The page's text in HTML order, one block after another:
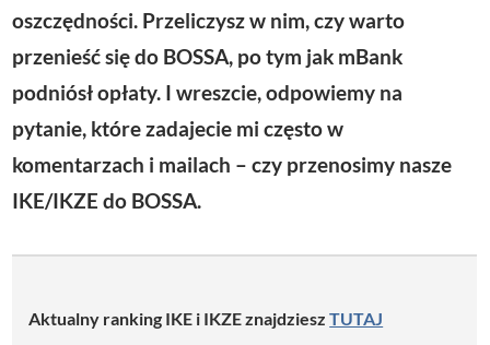
w
d
ź
w
i
ę
oszczędności. Przeliczysz w nim, czy warto
przenieść się do BOSSA, po tym jak mBank
podniósł opłaty. I wreszcie, odpowiemy na
pytanie, które zadajecie mi często w
komentarzach i mailach – czy przenosimy nasze
IKE/IKZE do BOSSA.
Aktualny ranking IKE i IKZE znajdzieszTUTAJ